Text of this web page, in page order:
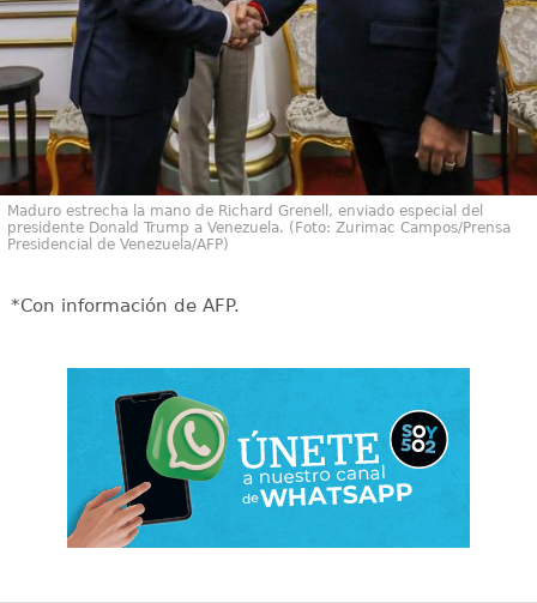
Maduro estrecha la mano de Richard Grenell, enviado especial del
presidente Donald Trump a Venezuela. (Foto: Zurimac Campos/Prensa
Presidencial de Venezuela/AFP)
*Con información de AFP.